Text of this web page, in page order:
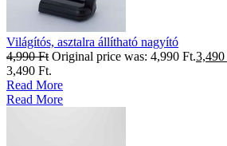
Világítós, asztalra állítható nagyító
4,990Ft Original price was: 4,990 Ft.3,490
3,490 Ft.
Read More
Read More